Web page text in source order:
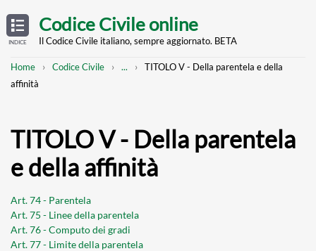
TABLE
OF
CONTENTS
INDICE
main
Codice Civile online
Il Codice Civile italiano, sempre aggiornato. BETA
Breadcrumb
Home Codice Civile
Mostra
...
TITOLO V - Della parentela e della
affinità
TITOLO V - Della parentela
e della affinità
Art. 74 - Parentela
Art. 75 - Linee della parentela
Art. 76 - Computo dei gradi
Art. 77 - Limite della parentela